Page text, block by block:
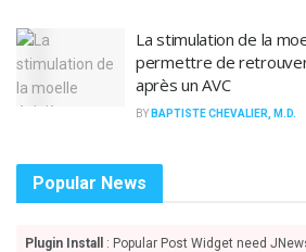
La stimulation de la
permettre de
après un AVC
BY BAPTISTE CHEVALIER, M.D.
Popular News
Plugin Install
: Popular Post Widget need